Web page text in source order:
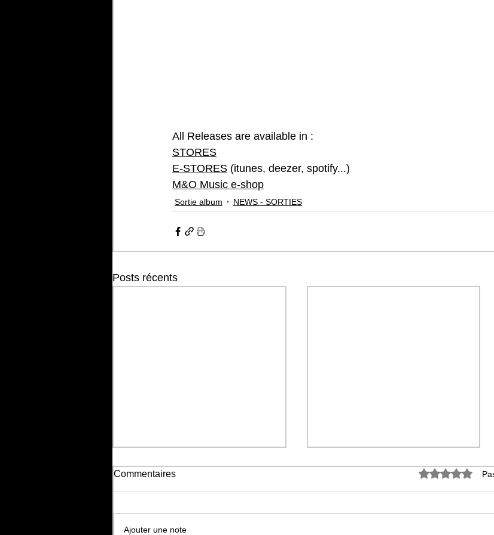
All Releases are available in :
STORES
E-STORES (itunes, deezer, spotify...)
M&O Music e-shop
Sortie album NEWS - SORTIES
Posts récents
Commentaires Noté 0 étoile
Ajouter une note